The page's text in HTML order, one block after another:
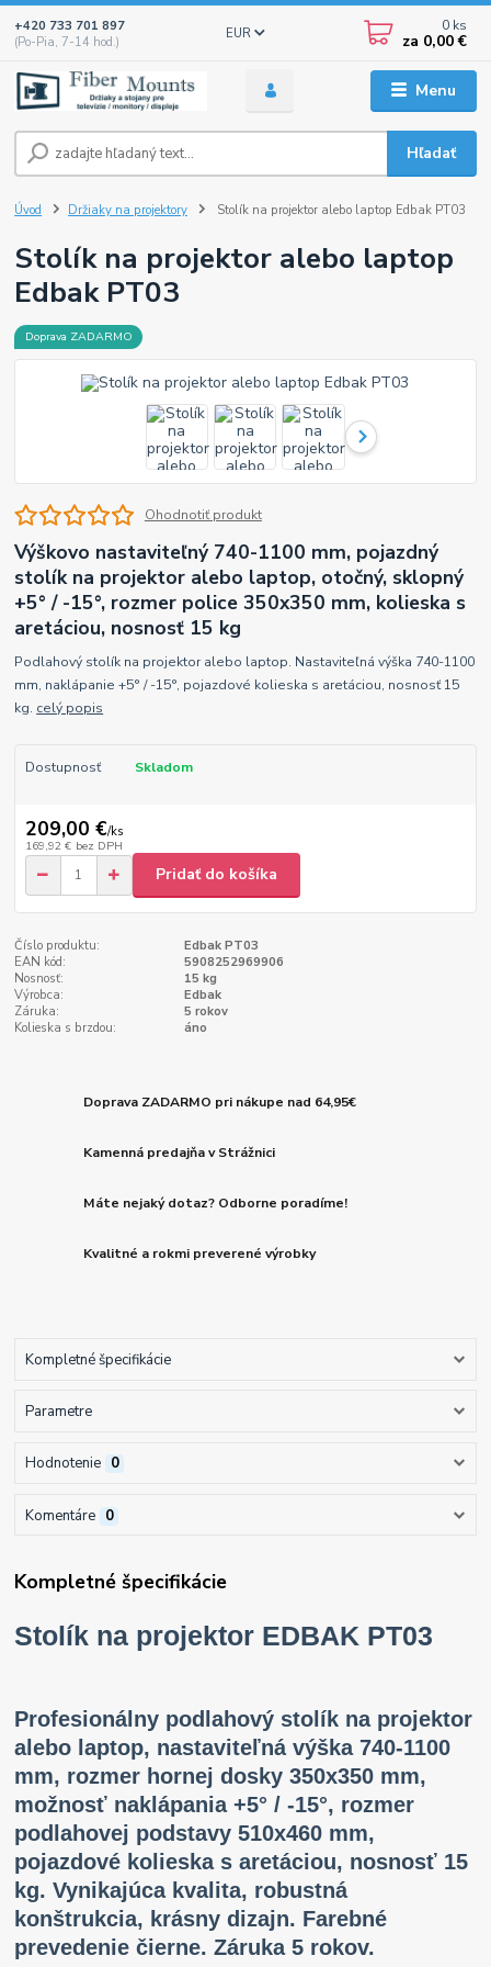
Menu
EUR
Hľadať
+420 733 701 897
(Po-Pia, 7-14 hod.)
0 ks
za 0,00 €
Úvod Držiaky na projektory Stolík na projektor alebo laptop Edbak PT03
Stolík na projektor alebo laptop
Edbak PT03
Doprava ZADARMO
Ohodnotiť produkt
Výškovo nastaviteľný 740-1100 mm, pojazdný
stolík na projektor alebo laptop, otočný, sklopný
+5° / -15°, rozmer police 350x350 mm, kolieska s
aretáciou, nosnosť 15 kg
Podlahový stolík na projektor alebo laptop. Nastaviteľná výška 740-1100
mm, naklápanie +5° / -15°, pojazdové kolieska s aretáciou, nosnosť 15
kg. celý popis
Dostupnosť Skladom
209,00 €/ks
169,92 € bez DPH
Pridať do košíka
Číslo produktu:
Edbak PT03
EAN kód:
5908252969906
Nosnosť:
15 kg
Výrobca:
Edbak
Záruka:
5 rokov
Kolieska s brzdou:
áno
Doprava ZADARMO pri nákupe nad 64,95€
Kamenná predajňa v Strážnici
Máte nejaký dotaz? Odborne poradíme!
Kvalitné a rokmi preverené výrobky
Kompletné špecifikácie
Parametre
Hodnotenie 0
Komentáre 0
Kompletné špecifikácie
Stolík na projektor EDBAK PT03
Profesionálny podlahový stolík na projektor
alebo laptop, nastaviteľná výška 740-1100
mm, rozmer hornej dosky 350x350 mm,
možnosť naklápania +5° / -15°, rozmer
podlahovej podstavy 510x460 mm,
pojazdové kolieska s aretáciou, nosnosť 15
kg. Vynikajúca kvalita, robustná
konštrukcia, krásny dizajn. Farebné
prevedenie čierne. Záruka 5 rokov.